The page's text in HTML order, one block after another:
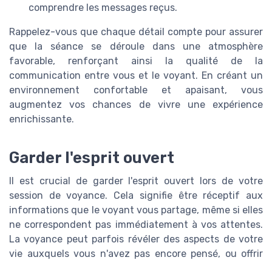
comprendre les messages reçus.
Rappelez-vous que chaque détail compte pour assurer
que la séance se déroule dans une atmosphère
favorable, renforçant ainsi la qualité de la
communication entre vous et le voyant. En créant un
environnement confortable et apaisant, vous
augmentez vos chances de vivre une expérience
enrichissante.
Garder l'esprit ouvert
Il est crucial de garder l'esprit ouvert lors de votre
session de voyance. Cela signifie être réceptif aux
informations que le voyant vous partage, même si elles
ne correspondent pas immédiatement à vos attentes.
La voyance peut parfois révéler des aspects de votre
vie auxquels vous n'avez pas encore pensé, ou offrir